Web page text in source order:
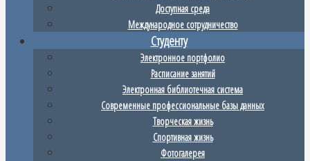
Доступная среда
Международное сотрудничество
Студенту
Электронное портфолио
Расписание занятий
Электронная библиотечная система
Современные профессиональные базы данных
Творческая жизнь
Спортивная жизнь
Фотогалерея